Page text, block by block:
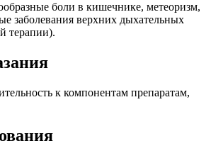
боли в кишечнике, метеоризм,
заболевания верхних дыхательных
терапии).
к компонентам препаратам,